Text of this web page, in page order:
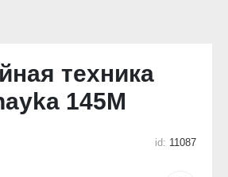
техника
145М
id: 11087